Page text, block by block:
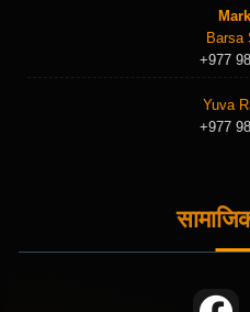
Barsa
+977
Yuva
+977